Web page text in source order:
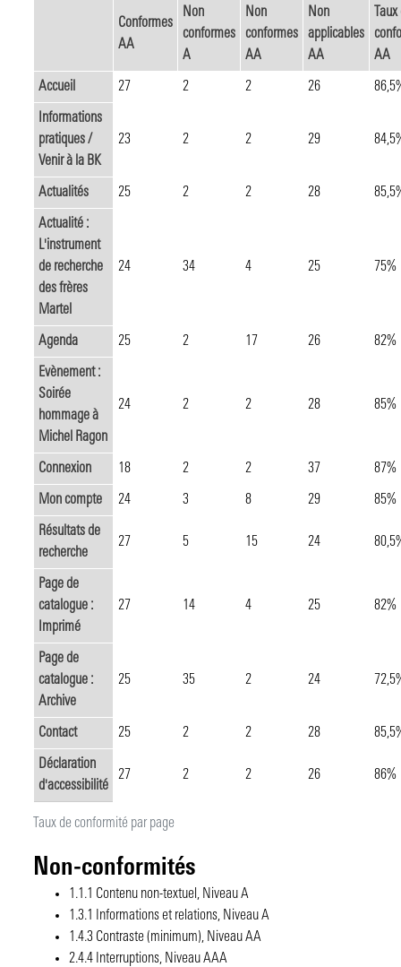
Taux de conformité par page
Conformes
AA
Non
conformes
A
Non
conformes
AA
Non
applicables
AA
AA
Accueil 27 2 2 26
Informations
pratiques /
Venir à la BK
23 2 2 29
Actualités 25 2 2 28
Actualité :
L'instrument
de recherche
des frères
Martel
24 34 4 25 75%
Agenda 25 2 17 26 82%
Evènement :
Soirée
hommage à
Michel Ragon
24 2 2 28 85%
Connexion 18 2 2 37 87%
Mon compte 24 3 8 29 85%
Résultats de
recherche
27 5 15 24
Page de
catalogue :
Imprimé
27 14 4 25 82%
Page de
catalogue :
Archive
25 35 2 24
Contact 25 2 2 28
Déclaration
d'accessibilité
27 2 2 26 86%
Non-conformités
1.1.1 Contenu non-textuel, Niveau A
1.3.1 Informations et relations, Niveau A
1.4.3 Contraste (minimum), Niveau AA
2.4.4 Interruptions, Niveau AAA